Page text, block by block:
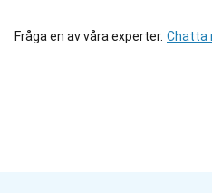
Fråga en av våra experter. Chatta